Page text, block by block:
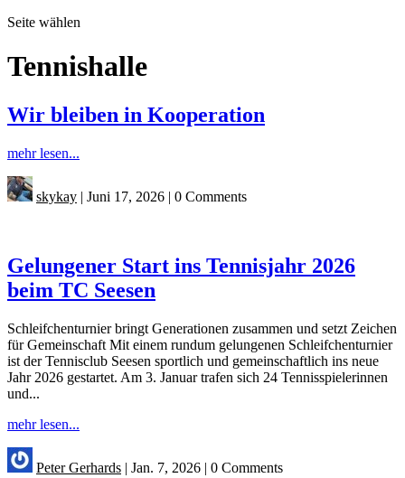
Seite wählen
Tennishalle
Wir bleiben in Kooperation
mehr lesen...
skykay | Juni 17, 2026 | 0 Comments
Gelungener Start ins Tennisjahr 2026
beim TC Seesen
Schleifchenturnier bringt Generationen zusammen und setzt Zeichen
für Gemeinschaft Mit einem rundum gelungenen Schleifchenturnier
ist der Tennisclub Seesen sportlich und gemeinschaftlich ins neue
Jahr 2026 gestartet. Am 3. Januar trafen sich 24 Tennisspielerinnen
und...
mehr lesen...
Peter Gerhards | Jan. 7, 2026 | 0 Comments